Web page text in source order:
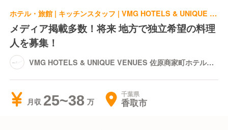
ホテル・旅館 | キッチンスタッフ | VMG HOTELS & UNIQUE VENUES 佐原商家町ホテル NIPPONIA
メディア掲載多数！将来 地方で独立希望の料理
人を募集！
VMG HOTELS & UNIQUE VENUES 佐原商家町ホテル
月収 25~38 千葉県
香取市